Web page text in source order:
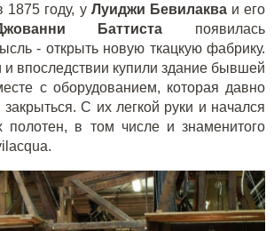
1875 году, у Луиджи Бевилакваи его
Баттиста появилась
- открыть новую ткацкую фабрику.
впоследствии купили здание бывшей
с оборудованием, которая давно
С их легкой руки и начался
полотен, в том числе и знаменитого